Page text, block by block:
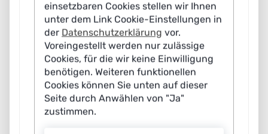
Die deutsche KI-Forschung genießt international einen
sehr guten Ruf. Um junge Wissenschaftlerinnen und
Wissenschaftler in diesem Bereich zu stärken, fördern
das Bundesministerium für Forschung, Technologie und
Raumfahrt (BMFTR) und die Deutsche
Forschungsgemeinschaft (DFG) bundesweit aktuell 65
Nachwuchsgruppen. Die interdisziplinären und
einsetzbaren Cookies stellen wir Ihnen
unter dem Link Cookie-Einstellungen in
der Datenschutzerklärung vor.
Voreingestellt werden nur zulässige
Cookies, für die wir keine Einwilligung
benötigen. Weiteren funktionellen
Cookies können Sie unten auf dieser
Seite durch Anwählen von "Ja"
zustimmen.